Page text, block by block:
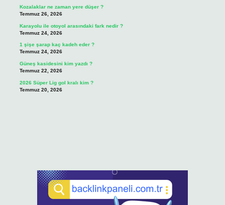
Kozalaklar ne zaman yere düşer ?
Temmuz 26, 2026
Karayolu ile otoyol arasındaki fark nedir ?
Temmuz 24, 2026
1 şişe şarap kaç kadeh eder ?
Temmuz 24, 2026
Güneş kasidesini kim yazdı ?
Temmuz 22, 2026
2026 Süper Lig gol kralı kim ?
Temmuz 20, 2026